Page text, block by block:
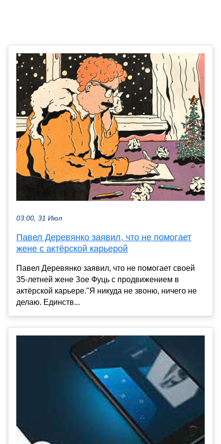
03:00, 31 Июл
Павел Деревянко заявил, что не помогает
жене с актёрской карьерой
Павел Деревянко заявил, что не помогает своей
35-летней жене Зое Фуць с продвижением в
актёрской карьере."Я никуда не звоню, ничего не
делаю. Единств...